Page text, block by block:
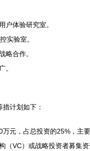
户体验研究室。
实验室。
略合作。
。
计划如下：
元，占总投资的25%，主
（VC）或战略投资者募集